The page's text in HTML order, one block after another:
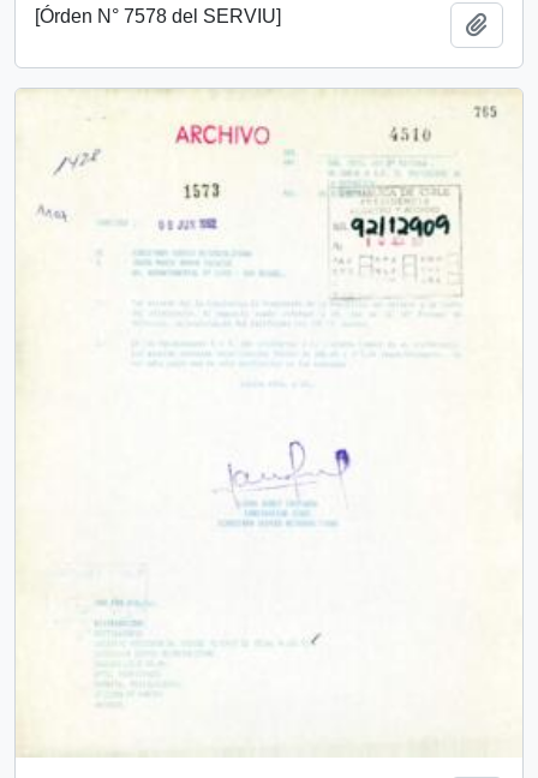
[Órden N° 7578 del SERVIU]